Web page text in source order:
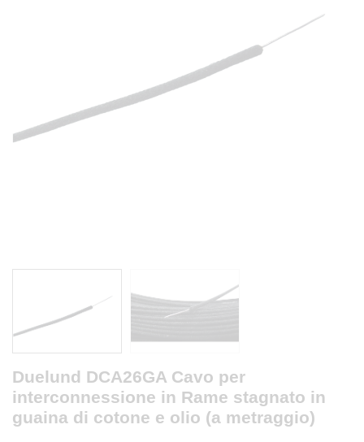
Duelund DCA26GA Cavo per
interconnessione in Rame stagnato in
guaina di cotone e olio (a metraggio)